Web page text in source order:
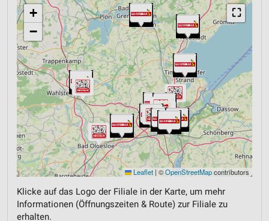
⛶
+
−
Leaflet | ©OpenStreetMapcontributors
Klicke auf das Logo der Filiale in der Karte, um mehr
Informationen (Öffnungszeiten & Route) zur Filiale zu
erhalten.